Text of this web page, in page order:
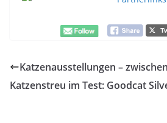
Katzenausstellungen –
Katzenstreu im Test: Goodcat